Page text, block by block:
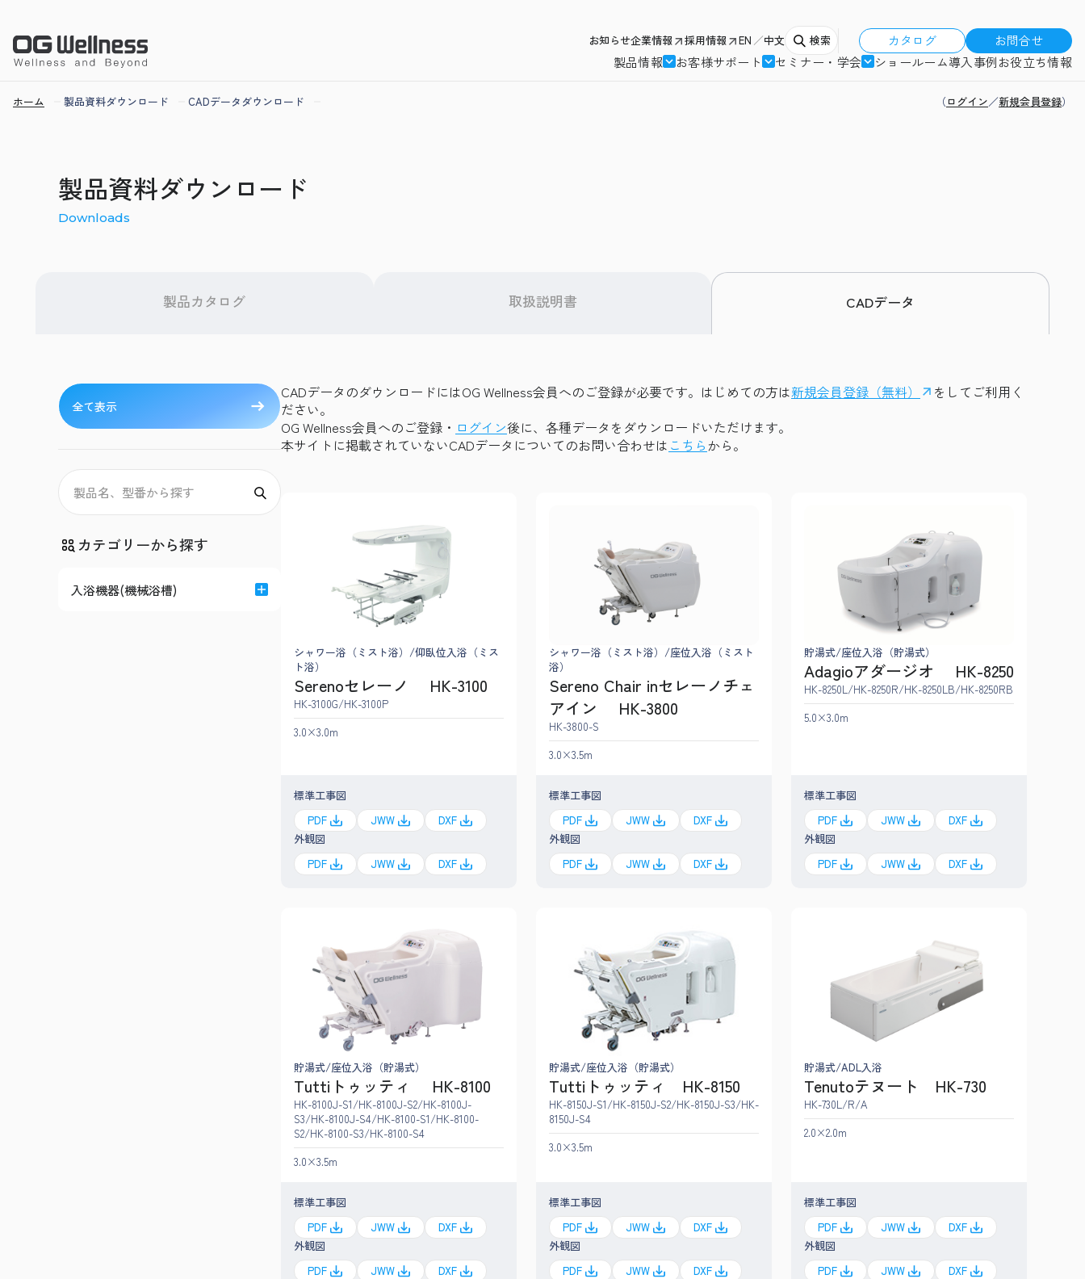
お知らせ企業情報 採用情報 EN 中文 検索 カタログ
お問合せ
製品情報
お客様サポート セミナー・学会 ショールーム導入事例お役立ち情報
ホーム 製品資料ダウンロード CADデータダウンロード （ログイン／新規会員登録）
製品資料ダウンロード
Downloads
製品カタログ 取扱説明書 CADデータ
全て表示
カテゴリーから探す
入浴機器(機械浴槽)
CADデータのダウンロードにはOG Wellness会員へのご登録が必要です。はじめての方は新規会員登録（無料）
をしてご利用く
ださい。
OG Wellness会員へのご登録・ ログイン後に、各種データをダウンロードいただけます。
本サイトに掲載されていないCADデータについてのお問い合わせは こちらから。
シャワー浴（ミスト浴）/仰臥位入浴（ミス
ト浴）
Serenoセレーノ HK-3100
HK-3100G/HK-3100P
3.0×3.0m
標準工事図
PDF
JWW
DXF
外観図
PDF
JWW DXF
シャワー浴（ミスト浴）/座位入浴（ミスト
浴）
Sereno Chair inセレーノチェ
アイン HK-3800
HK-3800-S
3.0×3.5m
標準工事図
PDF
JWW
DXF
外観図
PDF
JWW DXF
貯湯式/座位入浴（貯湯式）
Adagioアダージオ HK-8250
HK-8250L/HK-8250R/HK-8250LB/HK-8250RB
5.0×3.0m
標準工事図
PDF
JWW
DXF
外観図
PDF
JWW DXF
貯湯式/座位入浴（貯湯式）
Tuttiトゥッティ HK-8100
HK-8100J-S1/HK-8100J-S2/HK-8100J-
S3/HK-8100J-S4/HK-8100-S1/HK-8100-
S2/HK-8100-S3/HK-8100-S4
3.0×3.5m
標準工事図
PDF
JWW
DXF
外観図
PDF
JWW DXF
貯湯式/座位入浴（貯湯式）
Tuttiトゥッティ HK-8150
HK-8150J-S1/HK-8150J-S2/HK-8150J-S3/HK-
8150J-S4
3.0×3.5m
標準工事図
PDF
JWW
DXF
外観図
PDF
JWW DXF
貯湯式/ADL入浴
Tenutoテヌート HK-730
HK-730L/R/A
2.0×2.0m
標準工事図
PDF
JWW
DXF
外観図
PDF
JWW DXF